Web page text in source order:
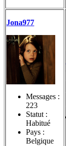
Jona977
Messages :
223
Statut :
Habitué
Pays :
Belgique